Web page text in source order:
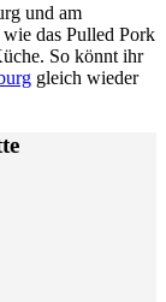
und am
das Pulled Pork
So könnt ihr
gleich wieder